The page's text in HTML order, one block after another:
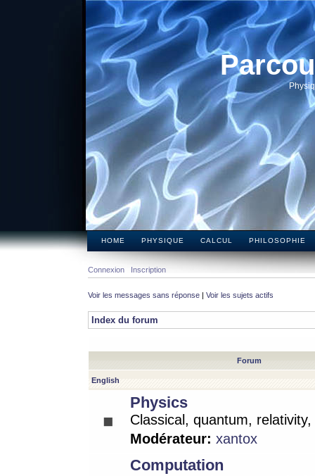
HOME PHYSIQUE CALCUL PHILOSOPHIE
Connexion Inscription
Voir les messages sans réponse | Voir les sujets actifs
Index du forum
Forum
English
Physics
Classical, quantum,
Modérateur: xantox
Computation